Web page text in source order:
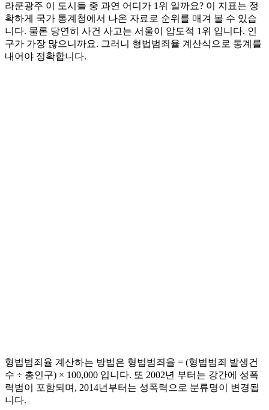
라쿤광주 이 도시들 중 과연 어디가 1위 일까요? 이 지표는 정
확하게 국가 통계청에서 나온 자료로 순위를 매겨 볼 수 있습
니다. 물론 당연히 사건 사고는 서울이 압도적 1위 입니다. 인
구가 가장 많으니까요. 그러니 형법범죄율 계산식으로 통계를
내어야 정확합니다.
형법범죄율 계산하는 방법은 형법범죄율 = (형법범죄 발생건
수 ÷ 총인구) × 100,000 입니다. 또 2002년 부터는 강간에 성폭
력범이 포함되며, 2014년부터는 성폭력으로 분류명이 변경됩
니다.